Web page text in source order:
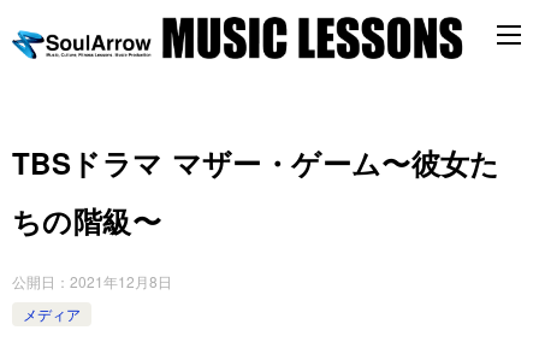
TBSドラマ マザー・ゲーム〜彼女た
ちの階級〜
公開日： 2021年12月8日
メディア